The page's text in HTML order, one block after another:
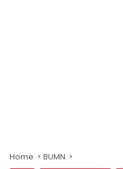
Home BUMN